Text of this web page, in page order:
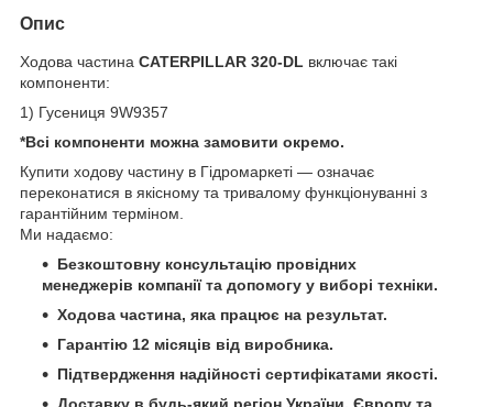
Опис
Ходова частина CATERPILLAR 320-DL включає такі
компоненти:
1) Гусениця 9W9357
*Всі компоненти можна замовити окремо.
Купити ходову частину в Гідромаркеті — означає
переконатися в якісному та тривалому функціонуванні з
гарантійним терміном.
Ми надаємо:
Безкоштовну консультацію провідних
менеджерів компанії та допомогу у виборі техніки.
Ходова частина, яка працює на результат.
Гарантію 12 місяців від виробника.
Підтвердження надійності сертифікатами якості.
Доставку в будь-який регіон України, Європу та